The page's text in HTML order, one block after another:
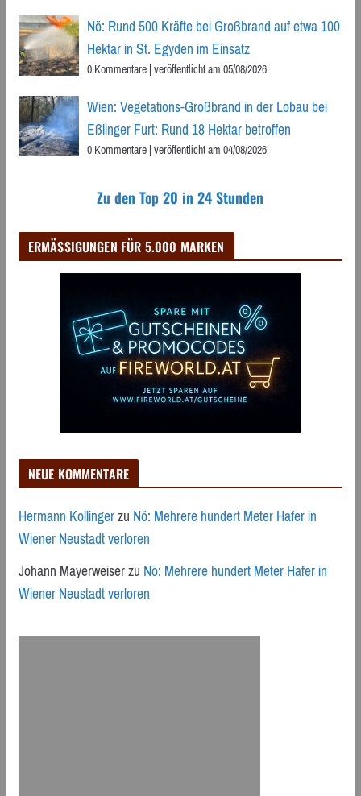
Nö: Rund 500 Kräfte bei Großbrand auf etwa 100
Hektar in St. Egyden im Einsatz
0 Kommentare|veröffentlicht am 05/08/2026
Wien: Vegetations-Großbrand in der Lobau bei
Eßlinger Furt: Rund 18 Hektar betroffen
0 Kommentare|veröffentlicht am 04/08/2026
Zu den Top 20 in 24 Stunden
ERMÄSSIGUNGEN FÜR 5.000 MARKEN
NEUE KOMMENTARE
Hermann KollingerzuNö: Mehrere hundert Meter Hafer in
Wiener Neustadt verloren
Johann MayerweiserzuNö: Mehrere hundert Meter Hafer in
Wiener Neustadt verloren